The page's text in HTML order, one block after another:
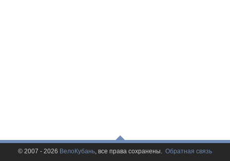
© 2007 - 2026 ВелоКубань, все права сохранены. Обратная связь